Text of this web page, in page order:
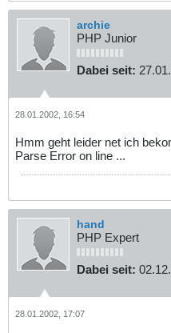
archie
PHP Junior
Dabei seit:
28.01.2002, 16:54
Hmm geht leider net ich
Parse Error on line ...
hand
PHP Expert
Dabei seit:
28.01.2002, 17:07